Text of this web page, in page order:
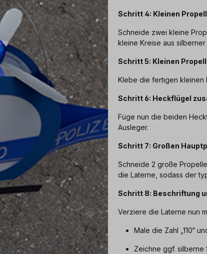
Schritt 4: Kleinen
Schneide zwei kleine
kleine Kreise aus
Schritt 5: Kleinen
Klebe die fertigen kleinen
Schritt 6: Heckflügel
Füge nun die beiden
Ausleger.
Schritt 7: Großen
Schneide 2 große
die Laterne, sodass der
Schritt 8: Beschriftung
Verziere die Laterne nun
Male die Zahl „110“
Zeichne ggf. silberne